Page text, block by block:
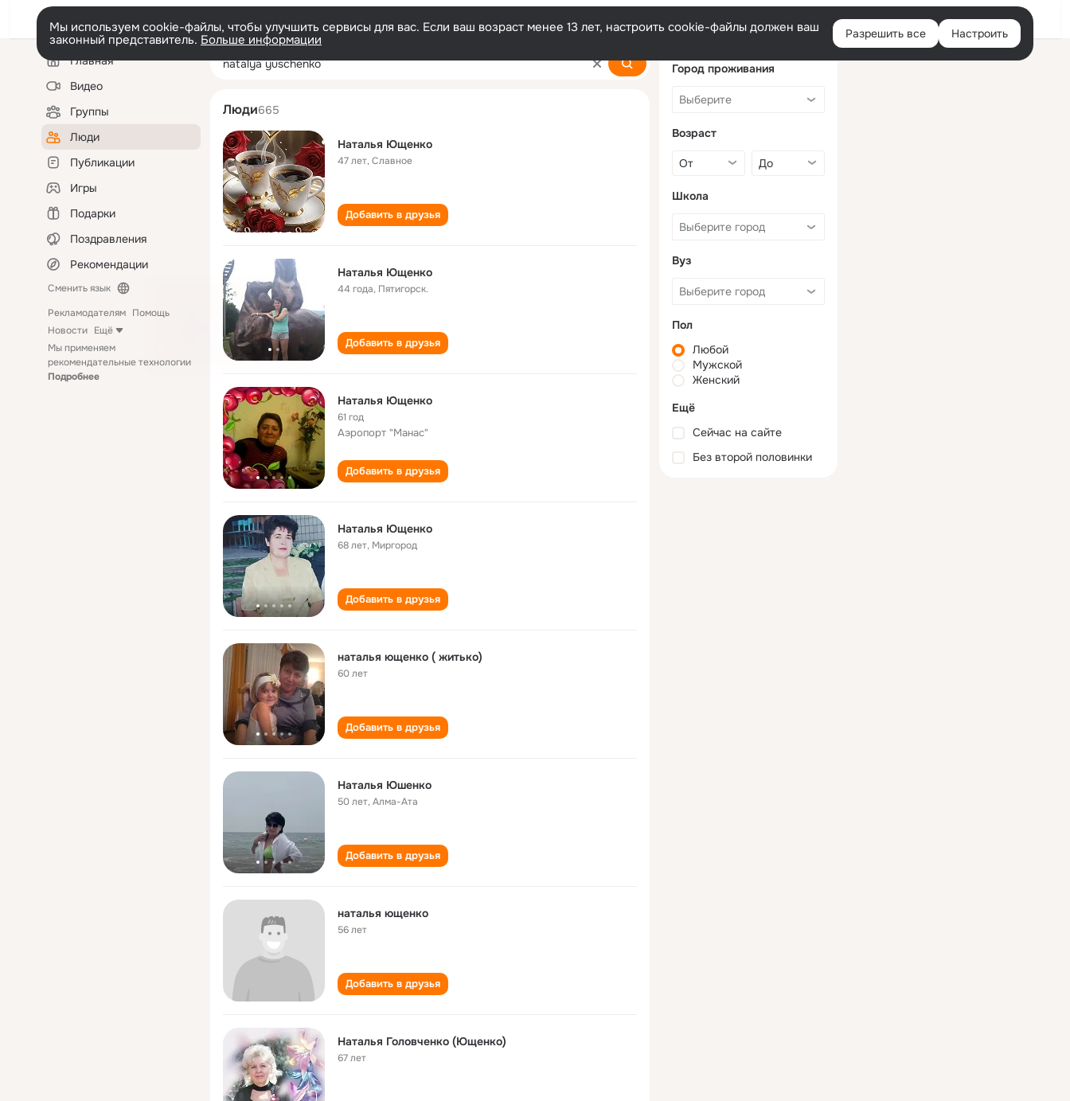
Войти
Мы используем cookie-файлы, чтобы улучшить сервисы для вас. Если ваш возраст менее 13 лет, настроить cookie-файлы должен ваш
законный представитель. Больше информации Разрешить все Настроить
Левая
колонкаГлавная
Видео
Группы
Люди
Публикации
Игры
Подарки
Поздравления
Рекомендации
Сменить язык
Рекламодателям Помощь
Новости Ещё
Мы применяем
рекомендательные технологии
Подробнее
natalya yuschenko
Люди665
Наталья Ющенко
47 лет,Славное
Добавить в друзья
Наталья Ющенко
44 года, Пятигорск.
Добавить в друзья
Наталья Ющенко
61 год
Аэропорт "Манас"
Добавить в друзья
Наталья Ющенко
68 лет, Миргород
Добавить в друзья
наталья ющенко ( житько)
60 лет
Добавить в друзья
Наталья Юшенко
50 лет,Алма-Ата
Добавить в друзья
наталья ющенко
56 лет
Добавить в друзья
Наталья Головченко (Ющенко)
67 лет
Город проживания
Возраст
Школа
Вуз
Пол
Любой
Мужской
Женский
Ещё
Сейчас на сайте
Без второй половинки